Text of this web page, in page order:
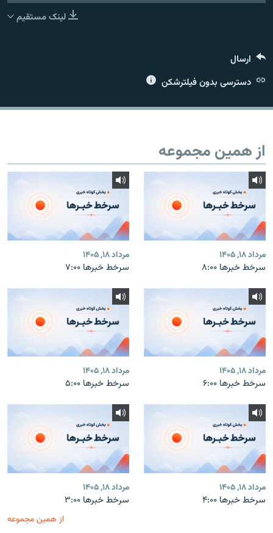
لینک مستقیم
ارسال
دسترسی بدون فیلترشکن
از همین مجموعه
مرداد ۱۸, ۱۴۰۵
سرخط خبرها ۸:۰۰
مرداد ۱۸, ۱۴۰۵
سرخط خبرها ۷:۰۰
مرداد ۱۸, ۱۴۰۵
سرخط خبرها ۶:۰۰
مرداد ۱۸, ۱۴۰۵
سرخط خبرها ۵:۰۰
مرداد ۱۸, ۱۴۰۵
سرخط خبرها ۴:۰۰
مرداد ۱۸, ۱۴۰۵
سرخط خبرها ۳:۰۰
از همین مجموعه